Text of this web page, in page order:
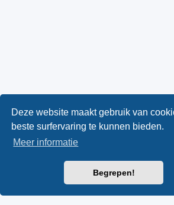
Deze website maakt gebruik van
beste surfervaring te kunnen bieden.
Meer informatie
Begrepen!